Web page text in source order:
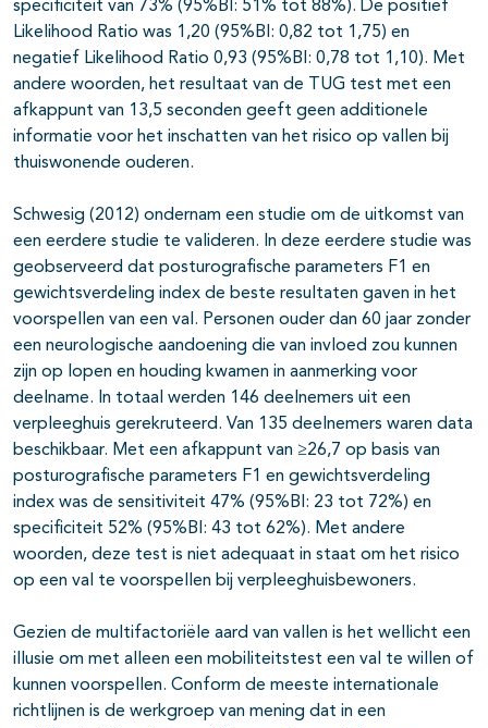
specificiteit van 73% (95%BI: 51% tot 88%). De positief
Likelihood Ratio was 1,20 (95%BI: 0,82 tot 1,75) en
negatief Likelihood Ratio 0,93 (95%BI: 0,78 tot 1,10). Met
andere woorden, het resultaat van de TUG test met een
afkappunt van 13,5 seconden geeft geen additionele
informatie voor het inschatten van het risico op vallen bij
thuiswonende ouderen.
Schwesig (2012) ondernam een studie om de uitkomst van
een eerdere studie te valideren. In deze eerdere studie was
geobserveerd dat posturografische parameters F1 en
gewichtsverdeling index de beste resultaten gaven in het
voorspellen van een val. Personen ouder dan 60 jaar zonder
een neurologische aandoening die van invloed zou kunnen
zijn op lopen en houding kwamen in aanmerking voor
deelname. In totaal werden 146 deelnemers uit een
verpleeghuis gerekruteerd. Van 135 deelnemers waren data
beschikbaar. Met een afkappunt van ≥26,7 op basis van
posturografische parameters F1 en gewichtsverdeling
index was de sensitiviteit 47% (95%BI: 23 tot 72%) en
specificiteit 52% (95%BI: 43 tot 62%). Met andere
woorden, deze test is niet adequaat in staat om het risico
op een val te voorspellen bij verpleeghuisbewoners.
Gezien de multifactoriële aard van vallen is het wellicht een
illusie om met alleen een mobiliteitstest een val te willen of
kunnen voorspellen. Conform de meeste internationale
richtlijnen is de werkgroep van mening dat in een